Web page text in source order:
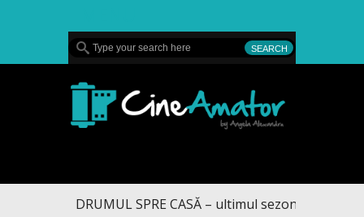
DRUMUL SPRE CASĂ – ultimul sezon te aduce la